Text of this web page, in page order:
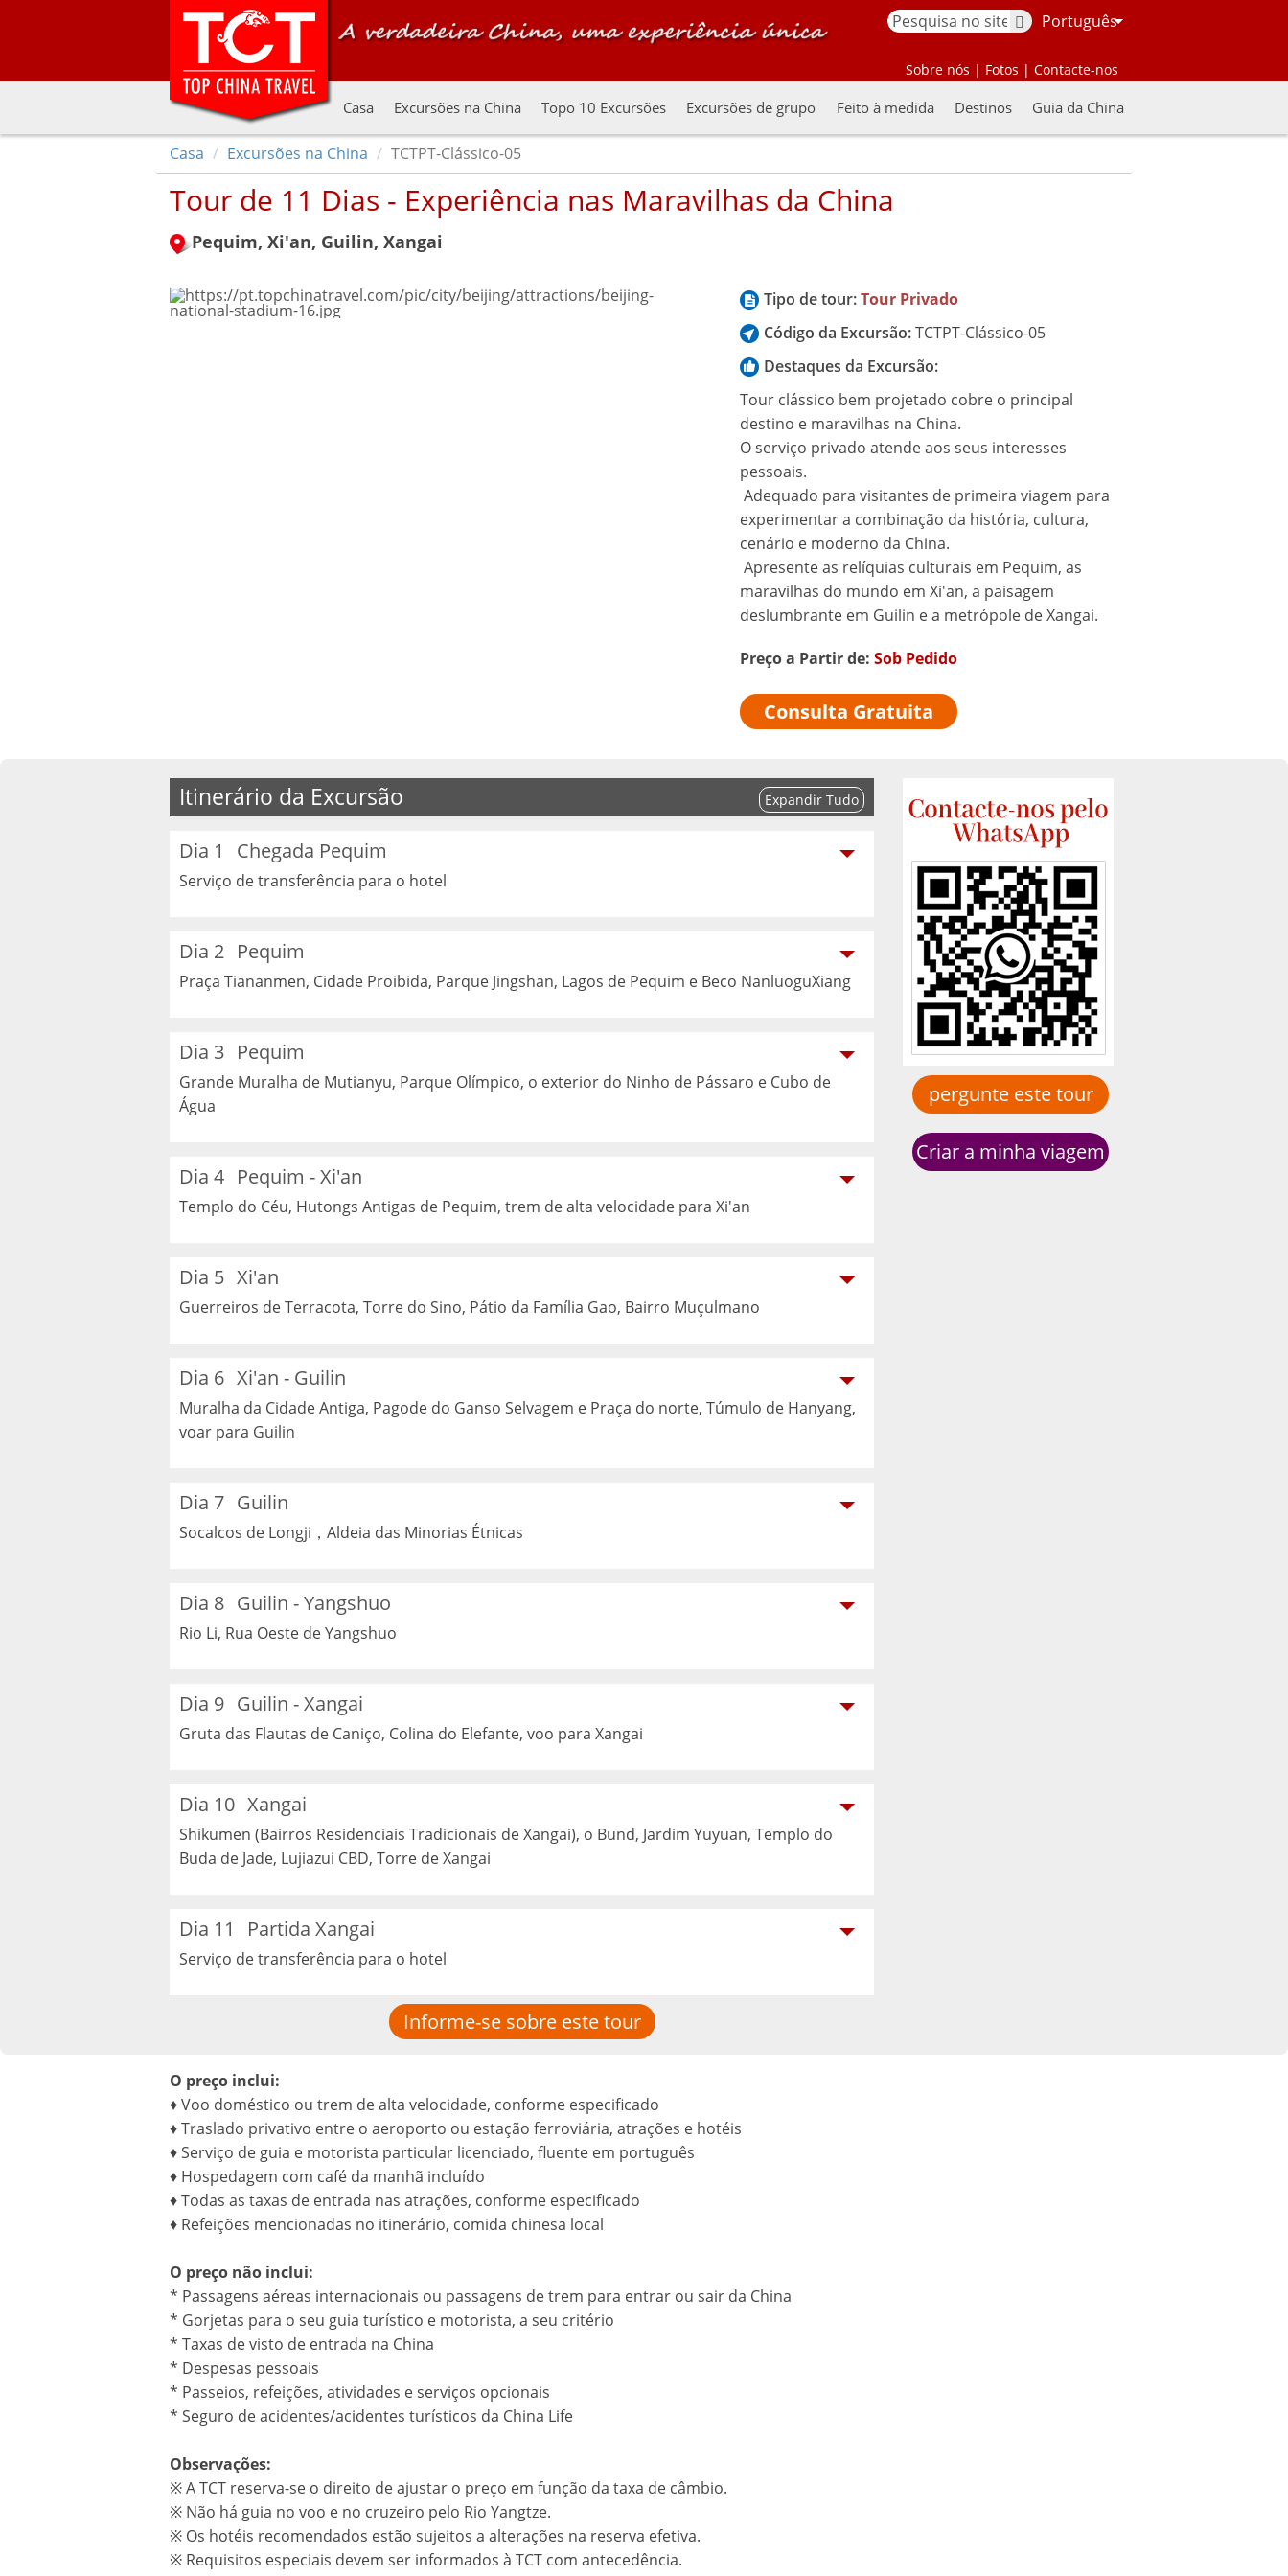
Português
Sobre nós | Fotos | Contacte-nos
Casa Excursões na China Topo 10 Excursões Excursões de grupo Feito à medida Destinos Guia da China
Casa Excursões na China TCTPT-Clássico-05
Tour de 11 Dias - Experiência nas Maravilhas da China
Pequim, Xi'an, Guilin, Xangai
Tipo de tour:Tour Privado
Código da Excursão:TCTPT-Clássico-05
Destaques da Excursão:
Tour clássico bem projetado cobre o principal
destino e maravilhas na China.
O serviço privado atende aos seus interesses
pessoais.
Adequado para visitantes de primeira viagem para
experimentar a combinação da história, cultura,
cenário e moderno da China.
Apresente as relíquias culturais em Pequim, as
maravilhas do mundo em Xi'an, a paisagem
deslumbrante em Guilin e a metrópole de Xangai.
Preço a Partir de: Sob Pedido
Consulta Gratuita
Itinerário da Excursão Expandir Tudo
Dia 1 Chegada Pequim
Serviço de transferência para o hotel
Dia 2 Pequim
Praça Tiananmen, Cidade Proibida, Parque Jingshan, Lagos de Pequim e Beco NanluoguXiang
Dia 3 Pequim
Grande Muralha de Mutianyu, Parque Olímpico, o exterior do Ninho de Pássaro e Cubo de
Água
Dia 4 Pequim - Xi'an
Templo do Céu, Hutongs Antigas de Pequim, trem de alta velocidade para Xi'an
Dia 5 Xi'an
Guerreiros de Terracota, Torre do Sino, Pátio da Família Gao, Bairro Muçulmano
Dia 6 Xi'an - Guilin
Muralha da Cidade Antiga, Pagode do Ganso Selvagem e Praça do norte, Túmulo de Hanyang,
voar para Guilin
Dia 7 Guilin
Socalcos de Longji，Aldeia das Minorias Étnicas
Dia 8 Guilin - Yangshuo
Rio Li, Rua Oeste de Yangshuo
Dia 9 Guilin - Xangai
Gruta das Flautas de Caniço, Colina do Elefante, voo para Xangai
Dia 10 Xangai
Shikumen (Bairros Residenciais Tradicionais de Xangai), o Bund, Jardim Yuyuan, Templo do
Buda de Jade, Lujiazui CBD, Torre de Xangai
Dia 11 Partida Xangai
Serviço de transferência para o hotel
Informe-se sobre este tour
pergunte este tour
Criar a minha viagem
O preço inclui:
♦ Voo doméstico ou trem de alta velocidade, conforme especificado
♦ Traslado privativo entre o aeroporto ou estação ferroviária, atrações e hotéis
♦ Serviço de guia e motorista particular licenciado, fluente em português
♦ Hospedagem com café da manhã incluído
♦ Todas as taxas de entrada nas atrações, conforme especificado
♦ Refeições mencionadas no itinerário, comida chinesa local
O preço não inclui:
* Passagens aéreas internacionais ou passagens de trem para entrar ou sair da China
* Gorjetas para o seu guia turístico e motorista, a seu critério
* Taxas de visto de entrada na China
* Despesas pessoais
* Passeios, refeições, atividades e serviços opcionais
* Seguro de acidentes/acidentes turísticos da China Life
Observações:
※ A TCT reserva-se o direito de ajustar o preço em função da taxa de câmbio.
※ Não há guia no voo e no cruzeiro pelo Rio Yangtze.
※ Os hotéis recomendados estão sujeitos a alterações na reserva efetiva.
※ Requisitos especiais devem ser informados à TCT com antecedência.